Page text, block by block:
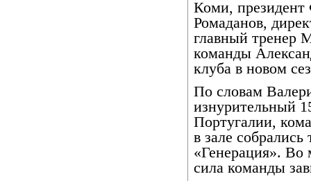
Коми, президент
Ромаданов,
главный тренер
команды
клуба в новом
По словам
изнурительный
Португалии,
в зале
«Генерация». Во
сила команды